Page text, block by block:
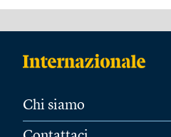
Chi siamo